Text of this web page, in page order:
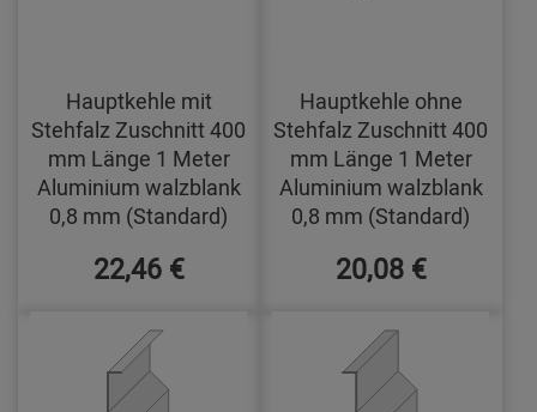
Hauptkehle mit
Stehfalz Zuschnitt 400
mm Länge 1 Meter
Aluminium walzblank
0,8 mm (Standard)
22,46 €
Hauptkehle ohne
Stehfalz Zuschnitt 400
mm Länge 1 Meter
Aluminium walzblank
0,8 mm (Standard)
20,08 €